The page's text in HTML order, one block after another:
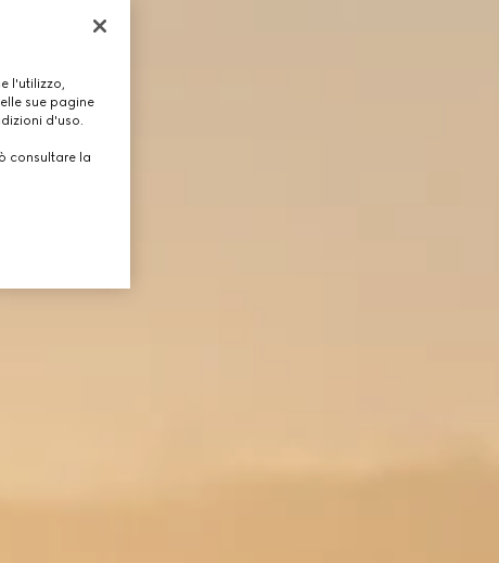
l'utilizzo,
sue pagine
d'uso.
consultare la